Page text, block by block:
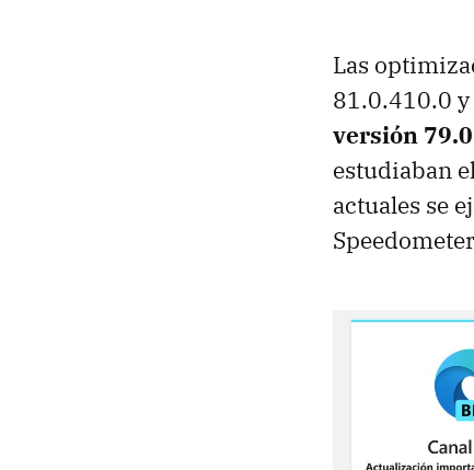
Las
81.0.410.0
versión
estudiaban
actuales se